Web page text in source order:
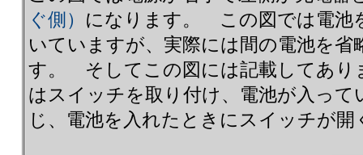
ぐ側） になります。 この図では電池
いていますが、実際には間の電池を
す。 そしてこの図には記載してあり
はスイッチを取り付け、電池が入っ
じ、電池を入れたときにスイッチが